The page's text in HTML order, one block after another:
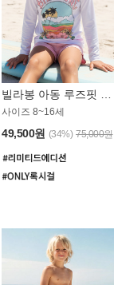
사이즈 8~16세
49,500원 (34%) 75,000원